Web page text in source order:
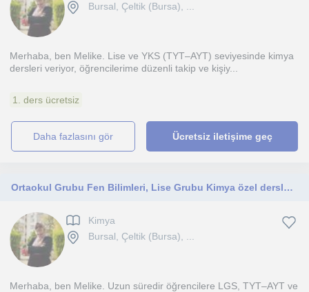
Bursal, Çeltik (Bursa), ...
Merhaba, ben Melike. Lise ve YKS (TYT–AYT) seviyesinde kimya
dersleri veriyor, öğrencilerime düzenli takip ve kişiy...
1. ders ücretsiz
daha fazlasını gör Ücretsiz iletişime geç
Ortaokul Grubu Fen Bilimleri, Lise Grubu Kimya özel dersleri verilir
Kimya
Bursal, Çeltik (Bursa), ...
Merhaba, ben Melike. Uzun süredir öğrencilere LGS, TYT–AYT ve